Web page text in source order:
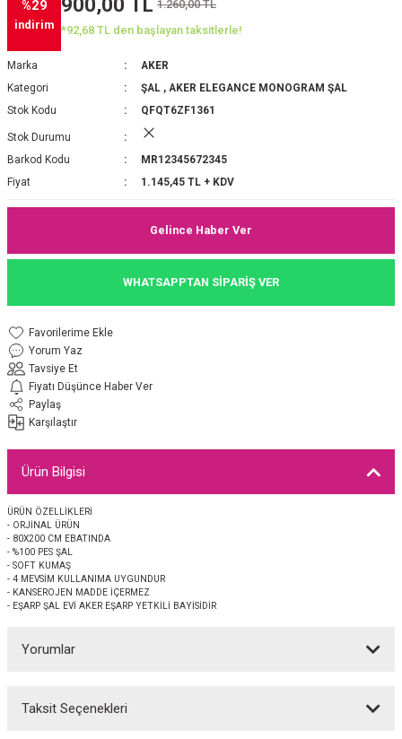
2025-2026 SONBAHAR KIŞ
JAKAR EŞARP
PAMUK EŞARP
ŞİFON EŞARP
İPEK EŞARP
EŞARP 2025-2026 SONBAHAR KIŞ
EŞARP
ŞAL
MEDİNE İPEĞİ ŞAL
ŞAL
JAKAR ŞAL
İpek Koton Şal
%29
indirim
1.260,00 TL
*92,68 TL den başlayan taksitlerle!
Marka
AKER
Kategori
ŞAL , AKER ELEGANCE MONOGRAM ŞAL
Stok Kodu
QFQT6ZF1361
Stok Durumu
Barkod Kodu
MR12345672345
Fiyat
1.145,45 TL + KDV
Gelince Haber Ver
WHATSAPPTAN SİPARİŞ VER
Yorum Yaz
Tavsiye Et
Fiyatı Düşünce Haber Ver
Paylaş
Karşılaştır
Ürün Bilgisi
ÜRÜN ÖZELLİKLERİ
- ORJİNAL ÜRÜN
- 80X200 CM EBATINDA
- %100 PES ŞAL
- SOFT KUMAŞ
- 4 MEVSİM KULLANIMA UYGUNDUR
- KANSEROJEN MADDE İÇERMEZ
- EŞARP ŞAL EVİ AKER EŞARP YETKİLİ BAYİSİDİR
Yorumlar
Taksit Seçenekleri